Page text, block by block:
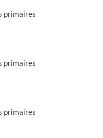
primaires
primaires
primaires